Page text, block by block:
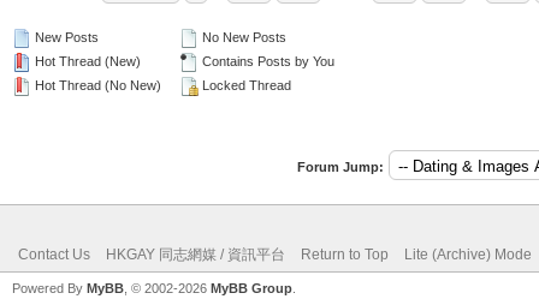
New Posts
Hot Thread (New)
Hot Thread (No New)
No New Posts
Contains Posts by You
Locked Thread
Forum Jump:
Contact Us HKGAY 同志網媒 / 資訊平台 Return to Top Lite (Archive) Mode
Powered By MyBB , © 2002-2026 MyBB Group